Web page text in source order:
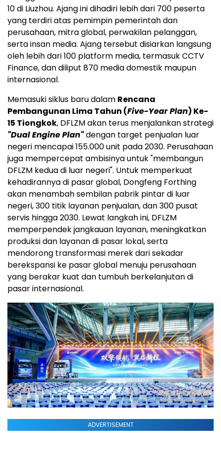
10 di Liuzhou. Ajang ini dihadiri lebih dari 700 peserta
yang terdiri atas pemimpin pemerintah dan
perusahaan, mitra global, perwakilan pelanggan,
serta insan media. Ajang tersebut disiarkan langsung
oleh lebih dari 100 platform media, termasuk CCTV
Finance, dan diliput 870 media domestik maupun
internasional.
Memasuki siklus baru dalam Rencana
Pembangunan Lima Tahun (Five-Year Plan) Ke-
15 Tiongkok, DFLZM akan terus menjalankan strategi
"Dual Engine Plan"dengan target penjualan luar
negeri mencapai 155.000 unit pada 2030. Perusahaan
juga mempercepat ambisinya untuk "membangun
DFLZM kedua di luar negeri". Untuk memperkuat
kehadirannya di pasar global, Dongfeng Forthing
akan menambah sembilan pabrik pintar di luar
negeri, 300 titik layanan penjualan, dan 300 pusat
servis hingga 2030. Lewat langkah ini, DFLZM
memperpendek jangkauan layanan, meningkatkan
produksi dan layanan di pasar lokal, serta
mendorong transformasi merek dari sekadar
berekspansi ke pasar global menuju perusahaan
yang berakar kuat dan tumbuh berkelanjutan di
pasar internasional.
ADVERTISEMENT